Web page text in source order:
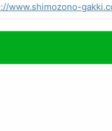
www.shimozono-